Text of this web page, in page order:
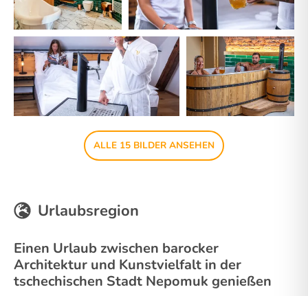
ALLE 15 BILDER ANSEHEN
Urlaubsregion
Einen Urlaub zwischen barocker
Architektur und Kunstvielfalt in der
tschechischen Stadt Nepomuk genießen